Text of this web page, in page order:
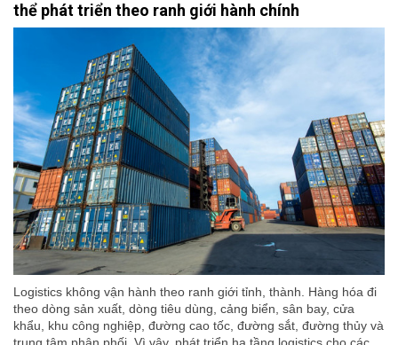
thể phát triển theo ranh giới hành chính
Logistics không vận hành theo ranh giới tỉnh, thành. Hàng hóa đi
theo dòng sản xuất, dòng tiêu dùng, cảng biển, sân bay, cửa
khẩu, khu công nghiệp, đường cao tốc, đường sắt, đường thủy và